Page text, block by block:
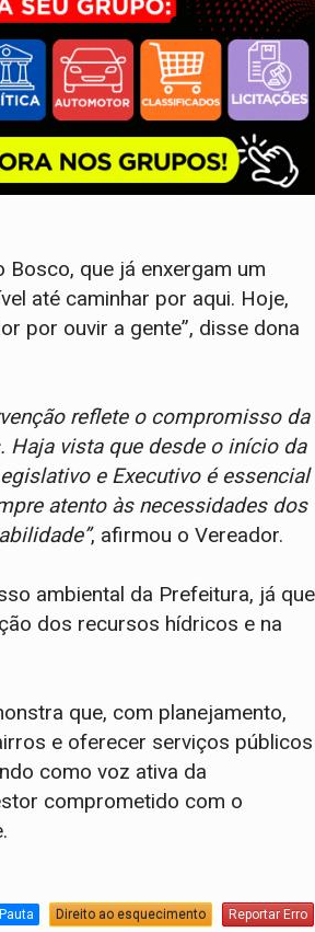
que já enxergam um
até caminhar por aqui. Hoje,
por ouvir a gente”, disse dona
reflete o compromisso da
vista que desde o início da
e Executivo é essencial
atento às necessidades dos
, afirmou o Vereador.
ambiental da Prefeitura, já que
dos recursos hídricos e na
que, com planejamento,
e oferecer serviços públicos
como voz ativa da
comprometido com o
Direito ao esquecimento Reportar Erro